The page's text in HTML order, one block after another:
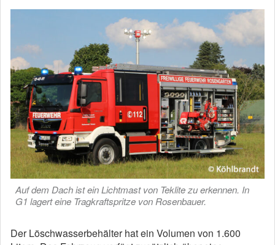
Auf dem Dach ist ein Lichtmast von Teklite zu erkennen. In
G1 lagert eine Tragkraftspritze von Rosenbauer.
Der Löschwasserbehälter hat ein Volumen von 1.600